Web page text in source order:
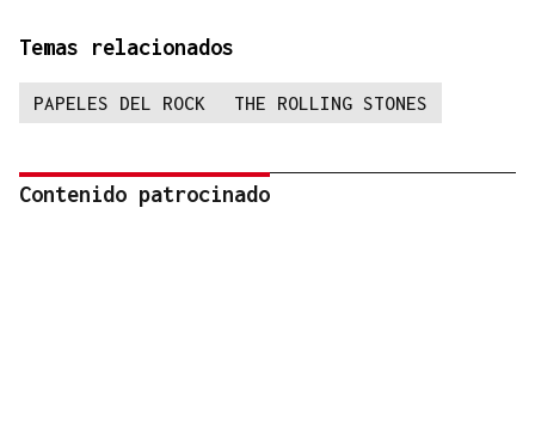
Temas relacionados
PAPELES DEL ROCK THE ROLLING STONES
Contenido patrocinado